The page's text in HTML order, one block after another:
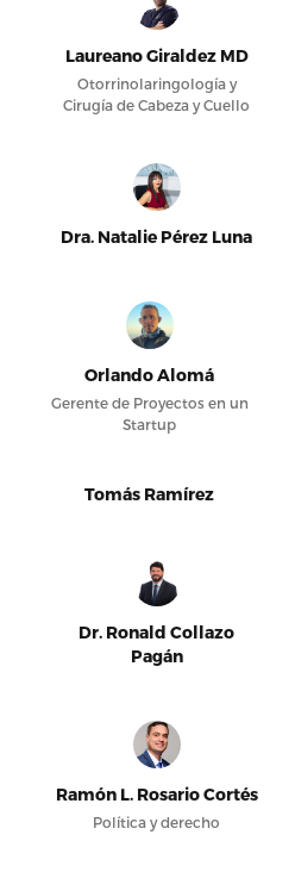
Laureano Giraldez MD
Otorrinolaringología y
Cirugía de Cabeza y Cuello
Dra. Natalie Pérez Luna
Orlando Alomá
Gerente de Proyectos en un
Startup
Tomás Ramírez
Dr. Ronald Collazo
Pagán
Ramón L. Rosario Cortés
Política y derecho